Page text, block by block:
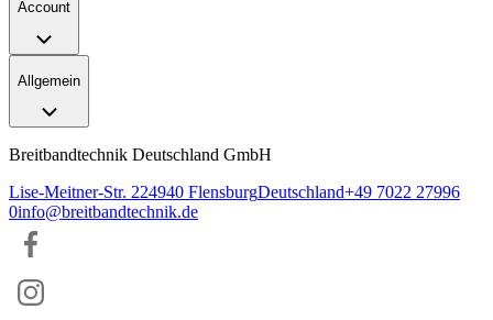
Account
Allgemein
Breitbandtechnik Deutschland GmbH
Lise-Meitner-Str. 224940 FlensburgDeutschland+49 7022 27996
0info@breitbandtechnik.de